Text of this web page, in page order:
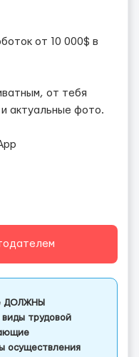
от 10 000$ в
от тебя
актуальные фото.
ДОЛЖНЫ
трудовой
осуществления